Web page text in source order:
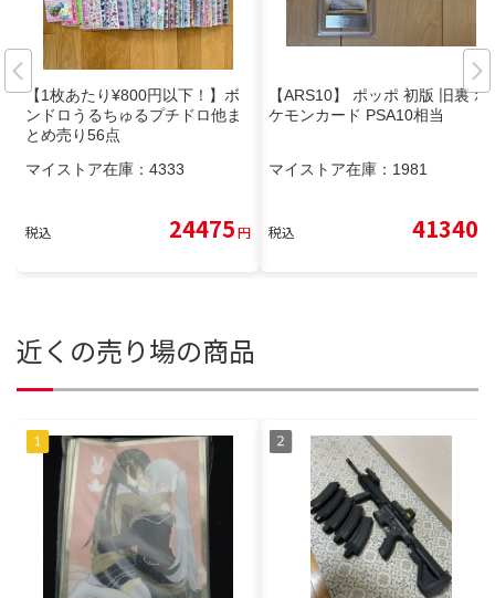
【1枚あたり¥800円以下！】ボ
ンドロうるちゅるプチドロ他ま
とめ売り56点
マイストア在庫： 4333
税込 24475円
【ARS10】 ポッポ 初版 旧裏 ポ
ケモンカード PSA10相当
マイストア在庫： 1981
税込 41340
近くの売り場の商品